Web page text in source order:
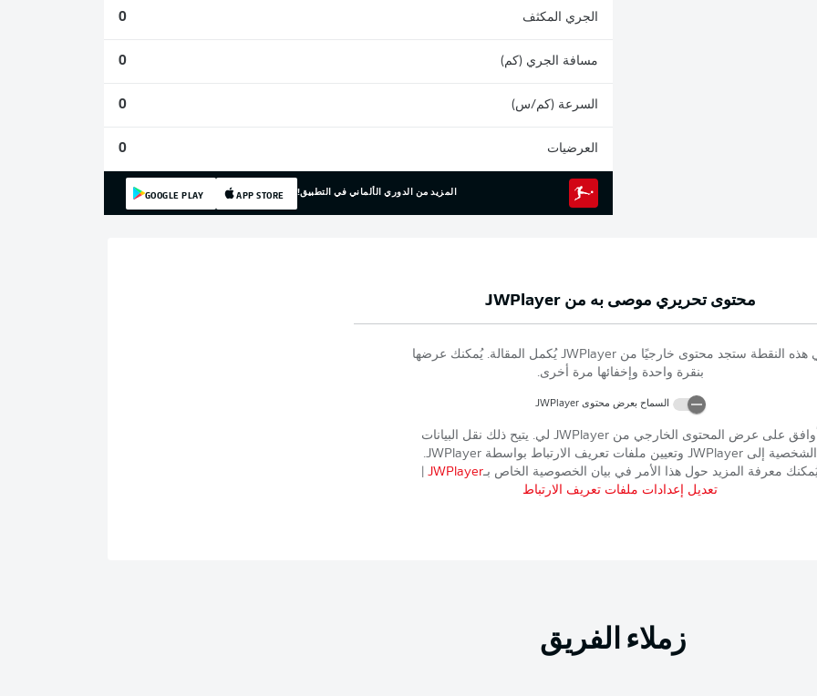
الجري المكثف 0
مسافة الجري (كم) 0
السرعة (كم/س) 0
العرضيات 0
المزيد من الدوري الألماني في التطبيق! APP STORE
GOOGLE PLAY
محتوى تحريري موصى به منJWPlayer
هذه النقطة ستجد محتوى خارجيًا منJWPlayer يُكمل المقالة. يُمكنك عرضها
بنقرة واحدة وإخفائها مرة أخرى.
السماح بعرض محتوىJWPlayer
على عرض المحتوى الخارجي منJWPlayer لي. يتيح ذلك نقل البيانات
الشخصية إلى JWPlayer وتعيين ملفات تعريف الارتباط بواسطة JWPlayer
.
معرفة المزيد حول هذا الأمر في بيان الخصوصية الخاص بـJWPlayer
تعديل إعدادات ملفات تعريف الارتباط
زملاء الفريق